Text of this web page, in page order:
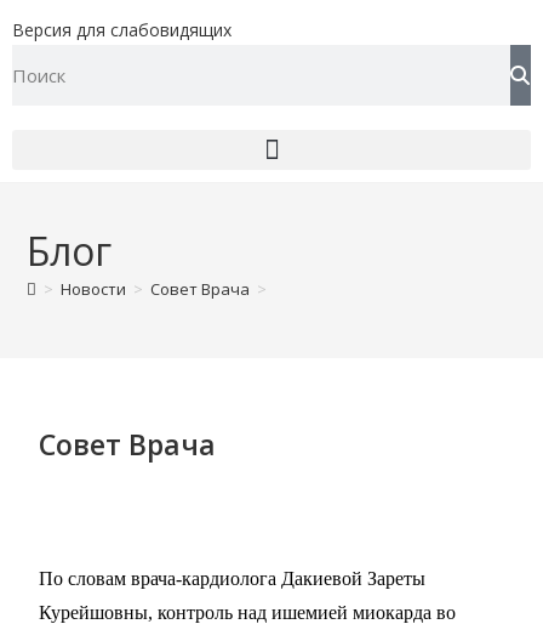
Версия для слабовидящих
Блог
> Новости > Совет Врача >
Совет Врача
По словам врача-кардиолога Дакиевой Зареты
Курейшовны, контроль над ишемией миокарда во